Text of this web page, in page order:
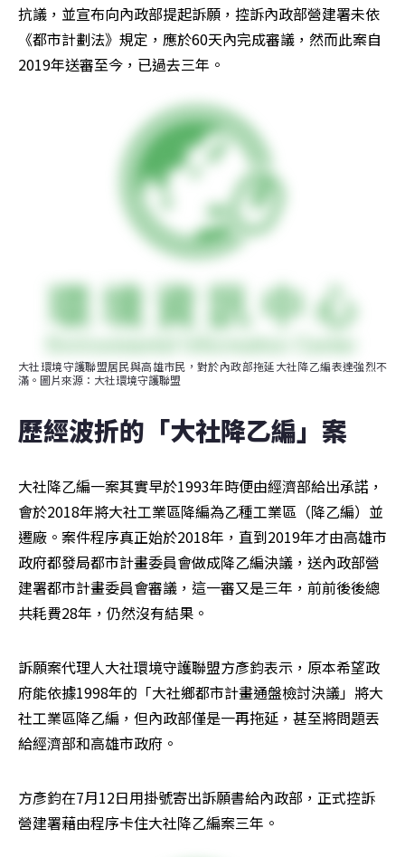
抗議，並宣布向內政部提起訴願，控訴內政部營建署未依
《都市計劃法》規定，應於60天內完成審議，然而此案自
2019年送審至今，已過去三年。
大社環境守護聯盟居民與高雄市民，對於內政部拖延大社降乙編表達強烈不
滿。圖片來源：大社環境守護聯盟
歷經波折的「大社降乙編」案
大社降乙編一案其實早於1993年時便由經濟部給出承諾，
會於2018年將大社工業區降編為乙種工業區（降乙編）並
遷廠。案件程序真正始於2018年，直到2019年才由高雄市
政府都發局都市計畫委員會做成降乙編決議，送內政部營
建署都市計畫委員會審議，這一審又是三年，前前後後總
共耗費28年，仍然沒有結果。
訴願案代理人大社環境守護聯盟方彥鈞表示，原本希望政
府能依據1998年的「大社鄉都市計畫通盤檢討決議」將大
社工業區降乙編，但內政部僅是一再拖延，甚至將問題丟
給經濟部和高雄市政府。
方彥鈞在7月12日用掛號寄出訴願書給內政部，正式控訴
營建署藉由程序卡住大社降乙編案三年。